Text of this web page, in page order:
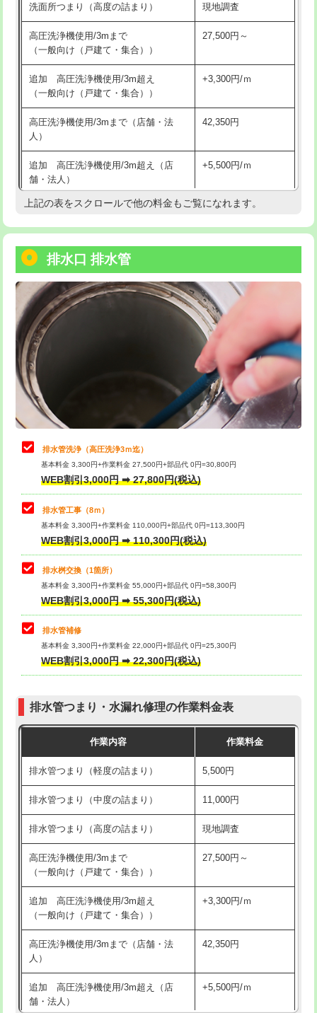
バスタブ設置 現場見積
追加人工 16,500円
廃棄・処分
※給水管工事は20mmまでの価格です。
給水管工事※（ホール加工) 16,500円
給水管工事※（バンド止め)
給水管工事※（支持金具設置) 5,500円
給水管工事※（保温材使用（バンド止
め込み）)
5,500円
給水管工事※（土の掘削・埋め戻し作
業)
11,000円
給水管工事※（塩ビ管（VP・HI）使
用/3ｍまで)
用（追加）/3ｍ超え)
給水管工事※（ライニング鋼管・銅
管・ポリ管・HT管使用/3ｍまで)
44,000円
給水管工事※（ライニング鋼管・銅
管・ポリ管・HT管使用/3ｍ超え)
+8,800円
排水管工事（土の掘削・埋め戻し作
業）
11,000円~
排水管工事（排水管工事/3ｍまで） 55,000円
排水管工事（追加 排水管工事/3ｍ超
え）
マス交換（土の掘削・埋め戻し作業）
マス交換（深さ50㎝未満）
マス交換（深さ50㎝以上） 66,000円
コンクリート斫り（厚さ10㎝まで）
コンクリート斫り（厚さ10㎝超え）
モルタル補修（厚さ10㎝まで）
モルタル補修（厚さ10㎝超え）
追加人工 16,500円
現場見積
※給水管工事は20mmまでの価格です。
洗面所つまり（高度の詰まり） 現地調査
高圧洗浄機使用/3mまで
（一般向け（戸建て・集合））
27,500円～
追加 高圧洗浄機使用/3m超え
（一般向け（戸建て・集合））
+3,300円/ｍ
高圧洗浄機使用/3mまで（店舗・法
人）
42,350円
追加 高圧洗浄機使用/3m超え（店
舗・法人）
+5,500円/ｍ
高度高圧洗浄換 現地調査
トーラー機使用/3mまで
追加トーラー機使用/3m超え +3,300円
カメラ調査 33,000円
桝清掃 8,800円
止水・漏水調査・防水処理・清掃・修
理・調整・分解・加工など（軽作業）
11,000円
止水・漏水調査・防水処理・清掃・修
理・調整・分解・加工など（中作業）
22,000円
止水・漏水調査・防水処理・清掃・修
理・調整・分解・加工など（重作業）
33,000円
その他部品の脱着
交換・取付（タンク） 22,000円+材料費
交換・取付(単水栓（壁付・デッキ
式）)
交換・取付(混合水栓（壁付・デッキ
式・ワンホール）)
16,500円+材料費
交換・取付(排水栓・排水トラップ
交換・取付（その他部品） 11,000円+材料費
持込商品取付（単水栓） 13,200円
持込商品取付（混合水栓） 16,500円
持込商品取付（浄水器・分岐水栓） 16,500円
給水管工事※（ホール加工) 16,500円
給水管工事※（バンド止め) 3,300円
給水管工事※（支持金具設置)
給水管工事※（保温材使用（バンド止
め込み）)
5,500円
給水管工事※（土の掘削・埋め戻し作
業)
11,000円
給水管工事※（塩ビ管（VP・HI）使
用/3ｍまで)
33,000円
上記の表をスクロールで他の料金もご覧になれます。
排水口 排水管
排水管洗浄（高圧洗浄3ｍ迄）
基本料金 3,300円+作業料金 27,500円+部品代 0円=30,800円
WEB割引3,000円 ➡ 27,800円(税込)
排水管工事（8ｍ）
基本料金 3,300円+作業料金 110,000円+部品代 0円=113,300円
WEB割引3,000円 ➡ 110,300円(税込)
排水桝交換（1箇所）
基本料金 3,300円+作業料金 55,000円+部品代 0円=58,300円
WEB割引3,000円 ➡ 55,300円(税込)
排水管補修
基本料金 3,300円+作業料金 22,000円+部品代 0円=25,300円
WEB割引3,000円 ➡ 22,300円(税込)
排水管つまり・水漏れ修理の作業料金表
作業内容 作業料金
排水管つまり（軽度の詰まり） 5,500円
排水管つまり（中度の詰まり） 11,000円
排水管つまり（高度の詰まり） 現地調査
高圧洗浄機使用/3mまで
（一般向け（戸建て・集合））
27,500円～
追加 高圧洗浄機使用/3m超え
（一般向け（戸建て・集合））
+3,300円/ｍ
高圧洗浄機使用/3mまで（店舗・法
人）
42,350円
追加 高圧洗浄機使用/3m超え（店
舗・法人）
+5,500円/ｍ